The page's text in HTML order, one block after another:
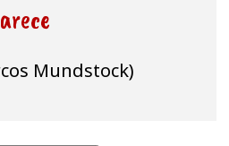
Mundstock)